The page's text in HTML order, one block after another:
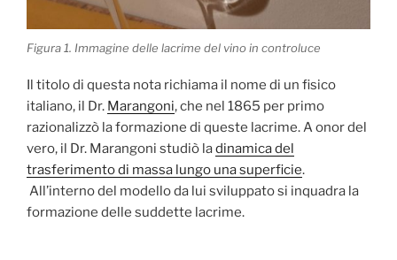
Figura 1. Immagine delle lacrime del vino in controluce
Il titolo di questa nota richiama il nome di un fisico
italiano, il Dr. Marangoni, che nel 1865 per primo
razionalizzò la formazione di queste lacrime. A onor del
vero, il Dr. Marangoni studiò ladinamica del
trasferimento di massa lungo una superficie.
All’interno del modello da lui sviluppato si inquadra la
formazione delle suddette lacrime.